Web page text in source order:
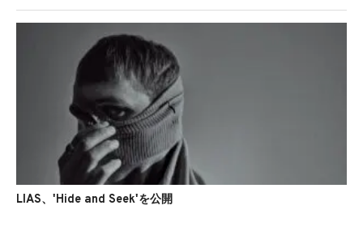
LIAS、'Hide and Seek'を公開